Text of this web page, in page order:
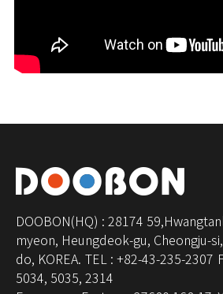
DOOBON(HQ) : 28174
myeon, Heungdeok-gu, Cheongju-
do, KOREA. TEL : +82-43-235-2307
5034, 5035, 2314